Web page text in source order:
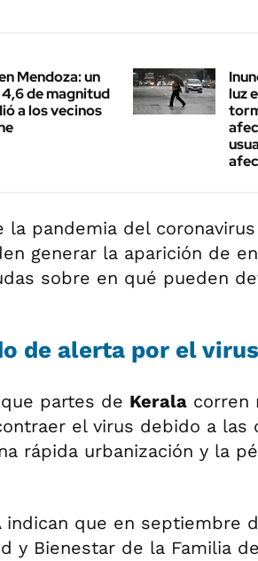
Mendoza: un
de magnitud
a los vecinos
luz
la pandemia del
generar la aparición de
sobre en qué pueden
de alerta por el
partes de Kerala corren
el virus debido a las
rápida urbanización y la
indican que en septiembre
y Bienestar de la Familia